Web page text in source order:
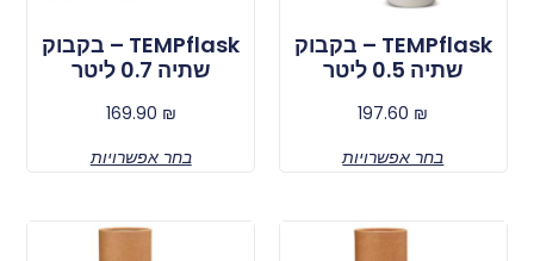
TEMPflask – בקבוק
שתיה 0.5 ליטר
197.60 ₪
בחר אפשרויות
TEMPflask – בקבוק
שתיה 0.7 ליטר
169.90 ₪
בחר אפשרויות